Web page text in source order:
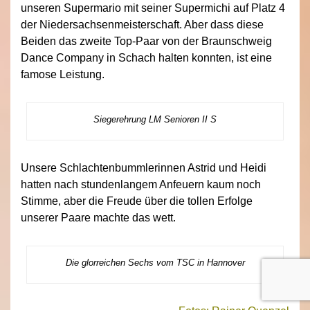
unseren Supermario mit seiner Supermichi auf Platz 4
der Niedersachsenmeisterschaft. Aber dass diese
Beiden das zweite Top-Paar von der Braunschweig
Dance Company in Schach halten konnten, ist eine
famose Leistung.
Siegerehrung LM Senioren II S
Unsere Schlachtenbummlerinnen Astrid und Heidi
hatten nach stundenlangem Anfeuern kaum noch
Stimme, aber die Freude über die tollen Erfolge
unserer Paare machte das wett.
Die glorreichen Sechs vom TSC in Hannover